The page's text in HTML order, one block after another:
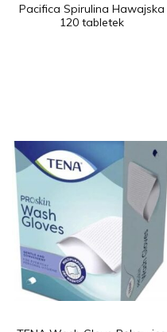
Pacifica Spirulina Hawajska
120 tabletek